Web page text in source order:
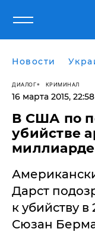
Новости
ДИАЛОГ КРИМИНАЛ
16 марта 2015, 22:58
В США по
убийстве
Дарст
к убийству
Сюзан